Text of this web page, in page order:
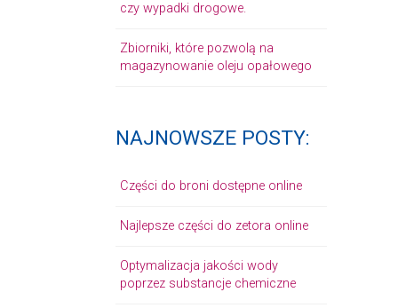
czy wypadki drogowe.
Zbiorniki, które pozwolą na
magazynowanie oleju opałowego
NAJNOWSZE POSTY:
Części do broni dostępne online
Najlepsze części do zetora online
Optymalizacja jakości wody
poprzez substancje chemiczne